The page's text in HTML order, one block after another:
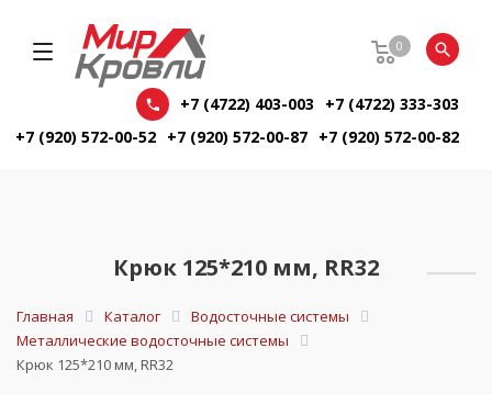
0
+7 (4722) 403-003
+7 (4722) 333-303
+7 (920) 572-00-52 +7 (920) 572-00-87 +7 (920) 572-00-82
Крюк 125*210 мм, RR32
Главная Каталог
Водосточные системы
Металлические водосточные системы
Крюк 125*210 мм, RR32